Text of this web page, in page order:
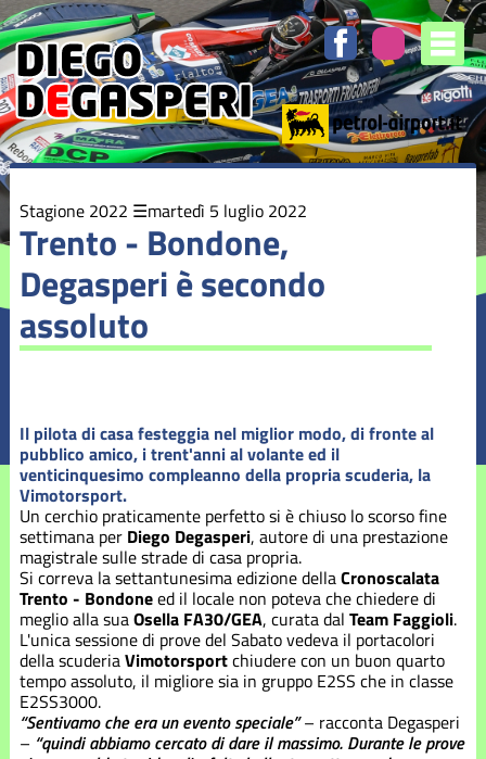
Stagione 2022 martedì 5 luglio 2022
Trento - Bondone,
Degasperi è secondo
assoluto
Il pilota di casa festeggia nel miglior modo, di fronte al
pubblico amico, i trent'anni al volante ed il
venticinquesimo compleanno della propria scuderia, la
Vimotorsport.
Un cerchio praticamente perfetto si è chiuso lo scorso fine
settimana per Diego Degasperi, autore di una prestazione
magistrale sulle strade di casa propria.
Si correva la settantunesima edizione dellaCronoscalata
Trento - Bondoneed il locale non poteva che chiedere di
meglio alla suaOsella FA30/GEA, curata dal Team Faggioli.
L'unica sessione di prove del Sabato vedeva il portacolori
della scuderiaVimotorsportchiudere con un buon quarto
tempo assoluto, il migliore sia in gruppo E2SS che in classe
E2SS3000.
“Sentivamo che era un evento speciale”– racconta Degasperi
– “quindi abbiamo cercato di dare il massimo. Durante le prove
degli
argomenti
delle
notizie:
Stagione
2016
Stagione
2017
Stagione
2018
Stagione
2020
Stagione
2021
Stagione
2022
Stagione
2023
Stagione
2024